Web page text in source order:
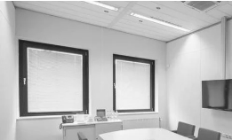
Tilburg
Zwolle
Business
Hilversum
Haag